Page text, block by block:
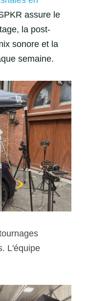
assure le
la post-
sonore et la
semaine.
L'équipe